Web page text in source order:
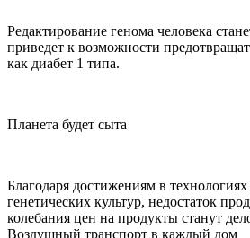
Редактирование генома человека
приведет к возможности
как диабет 1 типа.
Планета будет сыта
Благодаря достижениям в
генетических культур, недостаток
колебания цен на продукты станут
Воздушный транспорт в каждый дом